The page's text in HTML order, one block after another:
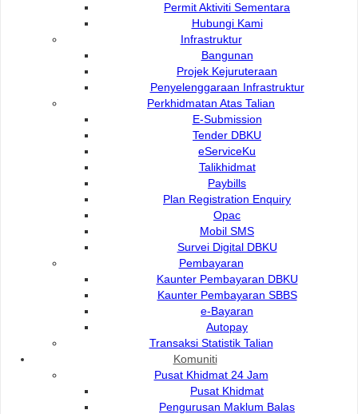
Permit Aktiviti Sementara
Hubungi Kami
Infrastruktur
Bangunan
Projek Kejuruteraan
Penyelenggaraan Infrastruktur
Perkhidmatan Atas Talian
E-Submission
Tender DBKU
eServiceKu
Talikhidmat
Paybills
Plan Registration Enquiry
Opac
Mobil SMS
Survei Digital DBKU
Pembayaran
Kaunter Pembayaran DBKU
Kaunter Pembayaran SBBS
e-Bayaran
Autopay
Transaksi Statistik Talian
Komuniti
Pusat Khidmat 24 Jam
Pusat Khidmat
Pengurusan Maklum Balas
Projek Khas & Fasiliti Awam
Pentadbiran (ADM)
Hubungi
Peter anak Martin
Ketua Bahagian Pentadbiran
082-512200
Audit Dalaman (AUD)